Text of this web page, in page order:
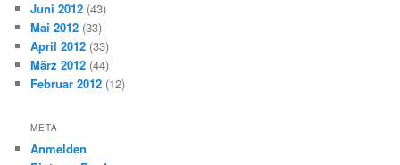
Juni 2012 (43)
Mai 2012 (33)
April 2012 (33)
März 2012 (44)
Februar 2012 (12)
META
Anmelden